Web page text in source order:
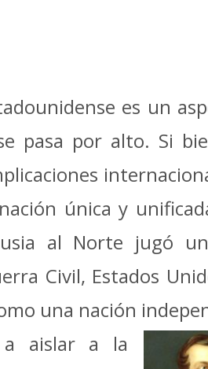
es un
pasa por alto. Si
única y
al Norte jugó
Civil, Estados
una nación
a aislar a la